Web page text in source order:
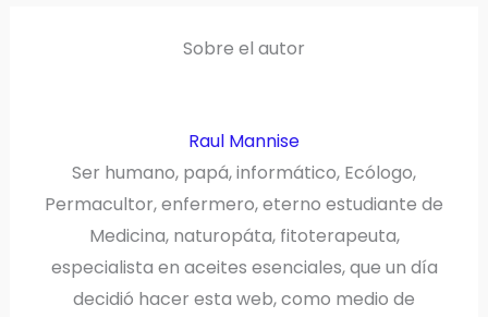
Sobre el autor
Raul Mannise
Ser humano, papá, informático, Ecólogo,
Permacultor, enfermero, eterno estudiante de
Medicina, naturopáta, fitoterapeuta,
especialista en aceites esenciales, que un día
decidió hacer esta web, como medio de